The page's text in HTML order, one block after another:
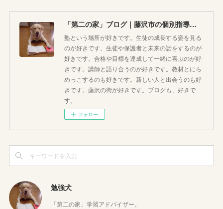
「第二の家」ブログ｜藤沢市の個別指導塾のお話
塾という場所が好きです。生徒の成長する姿を見る
のが好きです。生徒や保護者と未来の話をするのが
好きです。合格や目標を達成して一緒に喜ぶのが好
きです。講師と語り合うのが好きです。教材とにら
めっこするのも好きです。新しい人と出会うのも好
きです。藤沢の街が好きです。ブログも、好きで
す。
フォロー
勉強犬
「第二の家」学習アドバイザー。